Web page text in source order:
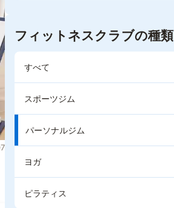
フィットネスクラブの種類
すべて
スポーツジム
パーソナルジム
ヨガ
ピラティス